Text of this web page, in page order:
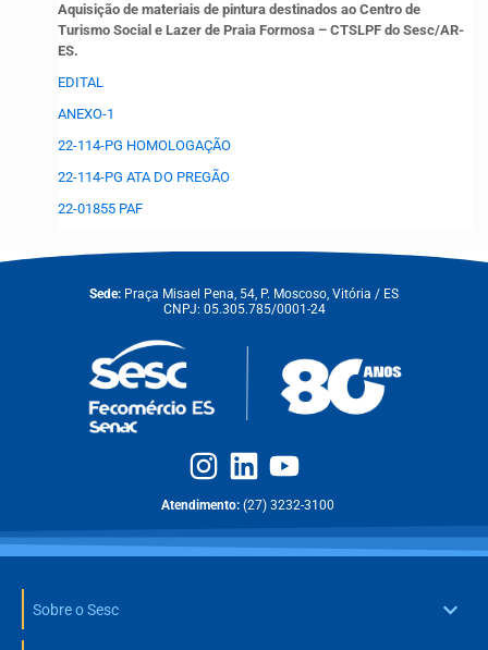
Aquisição de materiais de pintura destinados ao Centro de
Turismo Social e Lazer de Praia Formosa – CTSLPF do Sesc/AR-
ES.
EDITAL
ANEXO-1
22-114-PG HOMOLOGAÇÃO
22-114-PG ATA DO PREGÃO
22-01855 PAF
Sede: Praça Misael Pena, 54, P. Moscoso, Vitória / ES
CNPJ: 05.305.785/0001-24
Atendimento: (27) 3232-3100
Sobre o Sesc